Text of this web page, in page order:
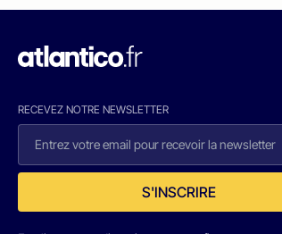
RECEVEZ NOTRE NEWSLETTER
S'INSCRIRE